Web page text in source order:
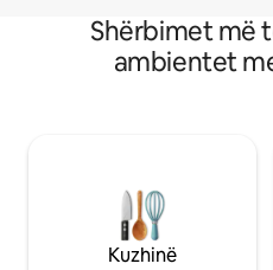
Shërbimet më
ambientet
Kuzhinë